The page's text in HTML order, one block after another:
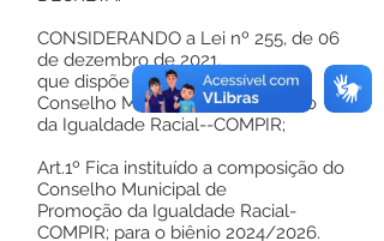
CONSIDERANDO a Lei nº 255, de 06
de dezembro de 2021,
que dispõe sobre a Criação do
Conselho Municipal de Promoção
da Igualdade Racial--COMPIR;
Art.1º Fica instituído a composição do
Conselho Municipal de
Promoção da Igualdade Racial-
COMPIR; para o biênio 2024/2026.